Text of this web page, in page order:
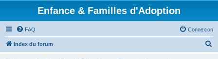
Enfance & Familles d'Adoption
FAQ Connexion
Index du forum